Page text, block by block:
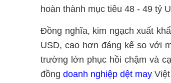
hoàn thành mục tiêu 48 - 49 tỷ
Đồng nghĩa, kim ngạch xuất
USD, cao hơn đáng kể so với
trường lớn phục hồi chậm và
đồng doanh nghiệp dệt may